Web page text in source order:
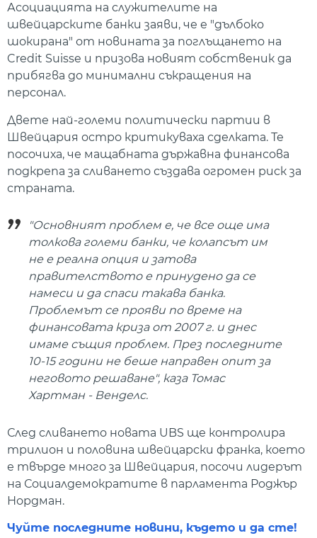
Асоциацията на служителите на
швейцарските банки заяви, че е "дълбоко
шокирана" от новината за поглъщането на
Credit Suisse и призова новият собственик да
прибягва до минимални съкращения на
персонал.
Двете най-големи политически партии в
Швейцария остро критикуваха сделката. Те
посочиха, че мащабната държавна финансова
подкрепа за сливането създава огромен риск за
страната.
"Основният проблем е, че все още има
толкова големи банки, че колапсът им
не е реална опция и затова
правителството е принудено да се
намеси и да спаси такава банка.
Проблемът се прояви по време на
финансовата криза от 2007 г. и днес
имаме същия проблем. През последните
10-15 години не беше направен опит за
неговото решаване", каза Томас
Хартман - Венделс.
След сливането новата UBS ще контролира
трилион и половина швейцарски франка, което
е твърде много за Швейцария, посочи лидерът
на Социалдемократите в парламента Роджър
Нордман.
Чуйте последните новини, където и да сте!